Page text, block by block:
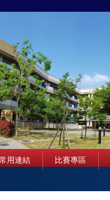
用連結 比賽專區